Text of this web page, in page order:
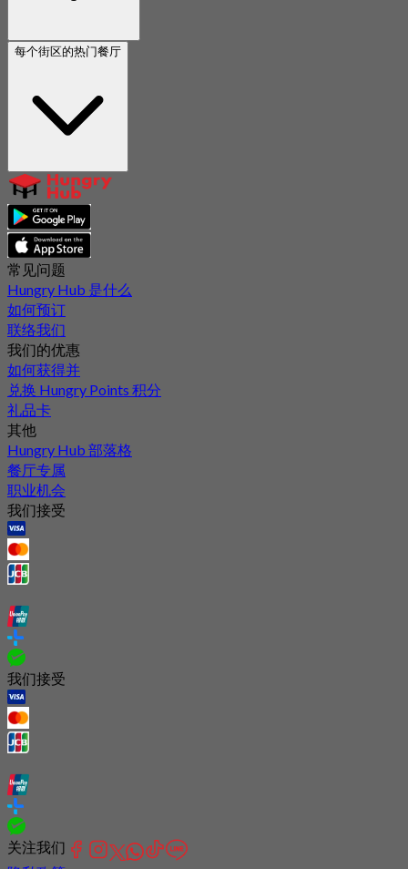
每个街区的热门餐厅
常见问题
Hungry Hub 是什么
如何预订
联络我们
我们的优惠
如何获得并
兑换 Hungry Points 积分
礼品卡
其他
Hungry Hub 部落格
餐厅专属
职业机会
我们接受
我们接受
关注我们